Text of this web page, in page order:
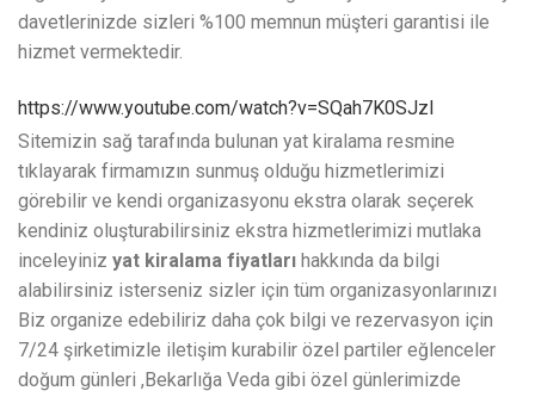
davetlerinizde sizleri %100 memnun müşteri garantisi ile
hizmet vermektedir.
https://www.youtube.com/watch?v=SQah7K0SJzI
Sitemizin sağ tarafında bulunan yat kiralama resmine
tıklayarak firmamızın sunmuş olduğu hizmetlerimizi
görebilir ve kendi organizasyonu ekstra olarak seçerek
kendiniz oluşturabilirsiniz ekstra hizmetlerimizi mutlaka
inceleyiniz yat kiralama fiyatları hakkında da bilgi
alabilirsiniz isterseniz sizler için tüm organizasyonlarınızı
Biz organize edebiliriz daha çok bilgi ve rezervasyon için
7/24 şirketimizle iletişim kurabilir özel partiler eğlenceler
doğum günleri ,Bekarlığa Veda gibi özel günlerimizde